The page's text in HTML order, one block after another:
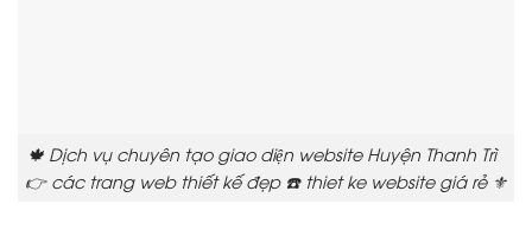
🍁 Dịch vụ chuyên tạo giao diện website Huyện Thanh Trì
👉 các trang web thiết kế đẹp ☎️ thiet ke website giá rẻ ⚜️